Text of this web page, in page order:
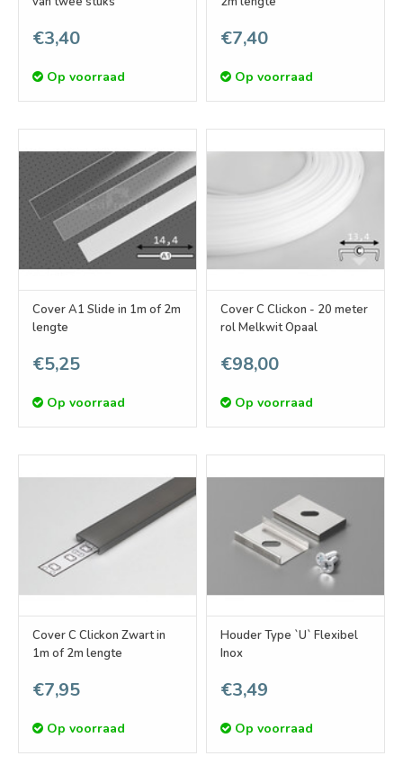
€3,40
Op voorraad
€7,40
Op voorraad
Cover A1 Slide in 1m of 2m
lengte
€5,25
Op voorraad
Cover C Clickon - 20 meter
rol Melkwit Opaal
€98,00
Op voorraad
Cover C Clickon Zwart in
1m of 2m lengte
€7,95
Op voorraad
Houder Type `U` Flexibel
Inox
€3,49
Op voorraad